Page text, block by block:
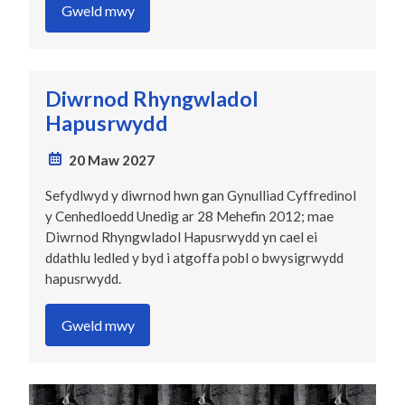
Gweld mwy
Diwrnod Rhyngwladol
Hapusrwydd
20 Maw 2027
Sefydlwyd y diwrnod hwn gan Gynulliad Cyffredinol
y Cenhedloedd Unedig ar 28 Mehefin 2012; mae
Diwrnod Rhyngwladol Hapusrwydd yn cael ei
ddathlu ledled y byd i atgoffa pobl o bwysigrwydd
hapusrwydd.
Gweld mwy